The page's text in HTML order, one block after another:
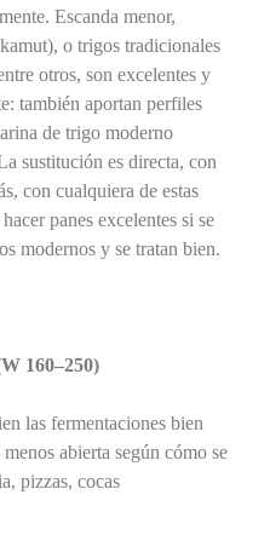
Escanda menor,
o trigos tradicionales
otros, son excelentes y
también aportan perfiles
de trigo moderno
sustitución es directa, con
con cualquiera de estas
panes excelentes si se
modernos y se tratan bien.
160–250)
las fermentaciones bien
abierta según cómo se
pizzas, cocas